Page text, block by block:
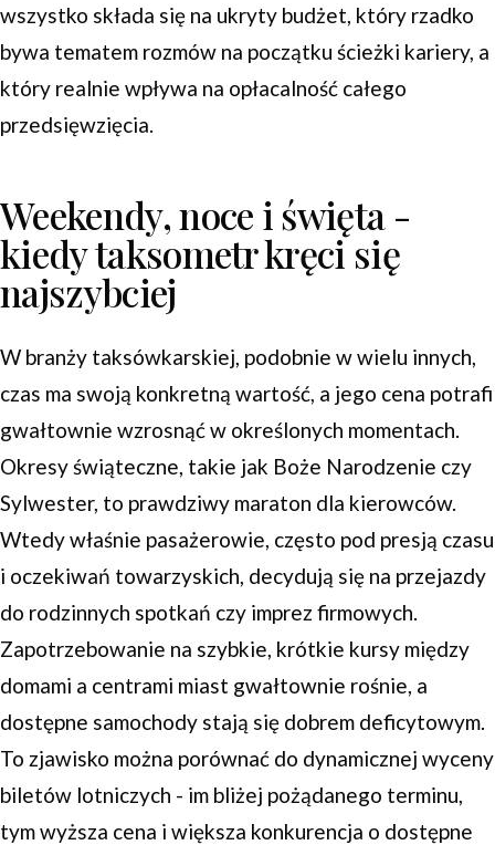
wszystko składa się na ukryty budżet, który rzadko
bywa tematem rozmów na początku ścieżki kariery, a
który realnie wpływa na opłacalność całego
przedsięwzięcia.
Weekendy, noce i święta -
kiedy taksometr kręci się
najszybciej
W branży taksówkarskiej, podobnie w wielu innych,
czas ma swoją konkretną wartość, a jego cena potrafi
gwałtownie wzrosnąć w określonych momentach.
Okresy świąteczne, takie jak Boże Narodzenie czy
Sylwester, to prawdziwy maraton dla kierowców.
Wtedy właśnie pasażerowie, często pod presją czasu
i oczekiwań towarzyskich, decydują się na przejazdy
do rodzinnych spotkań czy imprez firmowych.
Zapotrzebowanie na szybkie, krótkie kursy między
domami a centrami miast gwałtownie rośnie, a
dostępne samochody stają się dobrem deficytowym.
To zjawisko można porównać do dynamicznej wyceny
biletów lotniczych - im bliżej pożądanego terminu,
tym wyższa cena i większa konkurencja o dostępne